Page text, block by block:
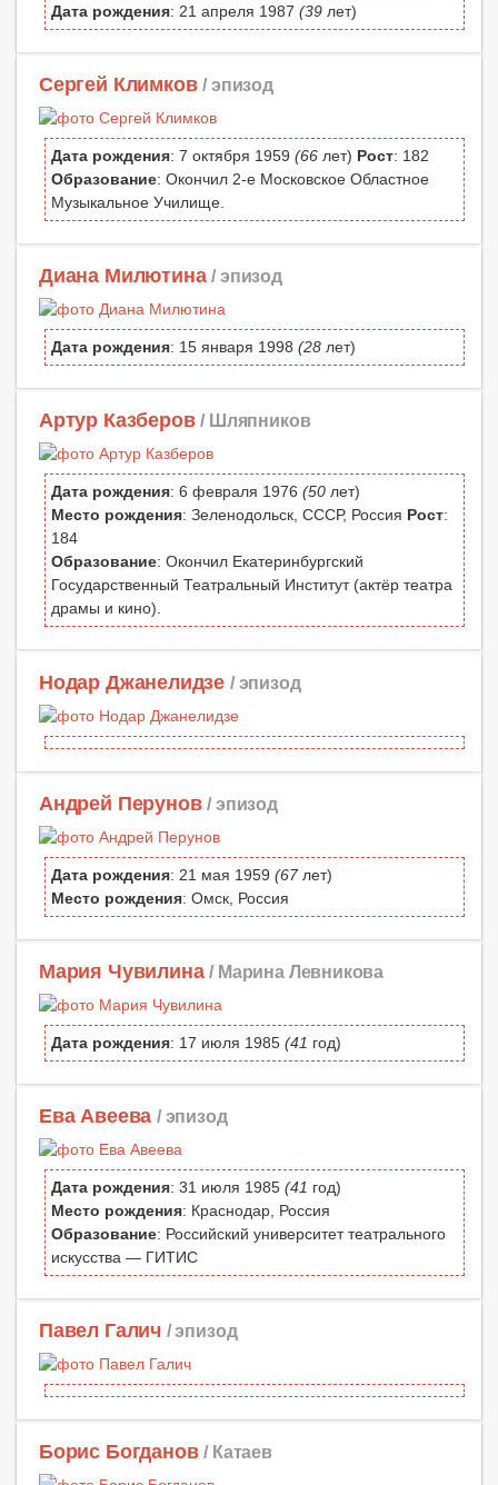
Дата рождения: 21 апреля 1987 (39 лет)
Сергей Климков / эпизод
Дата рождения: 7 октября 1959 (66 лет) Рост: 182
Образование: Окончил 2-е Московское Областное
Музыкальное Училище.
Диана Милютина / эпизод
Дата рождения: 15 января 1998 (28 лет)
Артур Казберов / Шляпников
Дата рождения: 6 февраля 1976 (50 лет)
Место рождения: Зеленодольск, СССР, Россия Рост:
184
Образование: Окончил Екатеринбургский
Государственный Театральный Институт (актёр театра
драмы и кино).
Нодар Джанелидзе / эпизод
Андрей Перунов / эпизод
Дата рождения: 21 мая 1959 (67лет)
Место рождения: Омск, Россия
Мария Чувилина / Марина Левникова
Дата рождения: 17 июля 1985 (41 год)
Ева Авеева / эпизод
Дата рождения: 31 июля 1985 (41 год)
Место рождения: Краснодар, Россия
Образование: Российский университет театрального
искусства — ГИТИС
Павел Галич / эпизод
Борис Богданов / Катаев